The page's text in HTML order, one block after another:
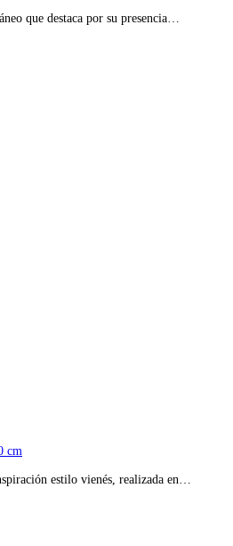
que destaca por su presencia…
cm
estilo vienés, realizada en…